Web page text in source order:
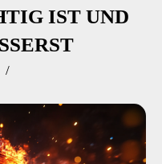
IST UND